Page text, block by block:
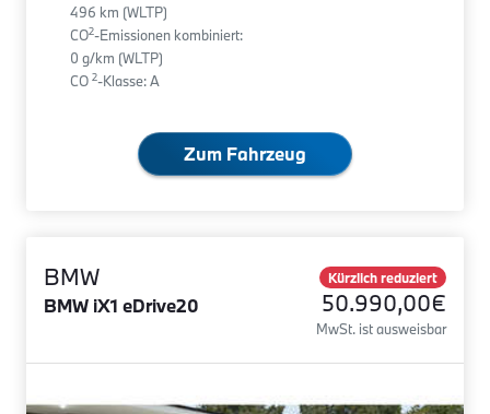
496 km (WLTP)
CO2-Emissionen kombiniert:
0 g/km (WLTP)
CO 2-Klasse: A
Zum Fahrzeug
BMW
BMW iX1 eDrive20
Kürzlich reduziert
50.990,00€
MwSt. ist ausweisbar